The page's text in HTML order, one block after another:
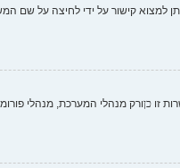
קישור על ידי לחיצה על שם
זו כןורק מנהלי המערכת, מנהלי